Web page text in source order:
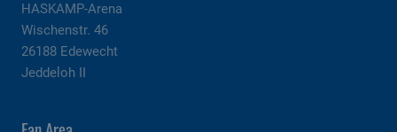
HASKAMP-Arena
Wischenstr. 46
26188 Edewecht
Jeddeloh II